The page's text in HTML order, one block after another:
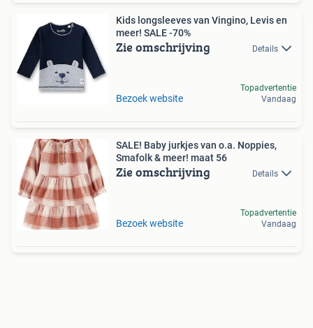
Kids longsleeves van Vingino, Levis en
meer! SALE -70%
Zie omschrijving Details
Bezoek website
Topadvertentie
Vandaag
SALE! Baby jurkjes van o.a. Noppies,
Smafolk & meer! maat 56
Zie omschrijving Details
Bezoek website
Topadvertentie
Vandaag